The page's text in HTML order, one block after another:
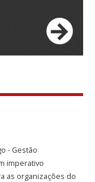
- Gestão
imperativo
as organizações do